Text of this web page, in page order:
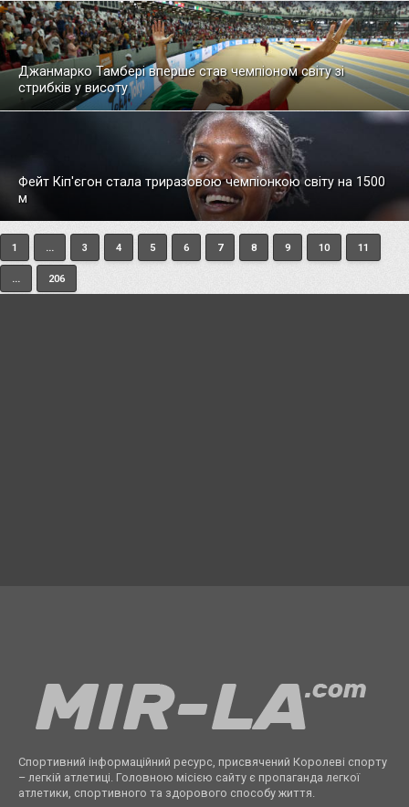
Джанмарко Тамбері вперше став чемпіоном світу зі
стрибків у висоту
Фейт Кіп'єгон стала триразовою чемпіонкою світу на 1500
м
1 ... 3 4 5 6 7 8 9 10 11
... 206
Спортивний інформаційний ресурс, присвячений Королеві спорту
– легкій атлетиці. Головною місією сайту є пропаганда легкої
атлетики, спортивного та здорового способу життя.